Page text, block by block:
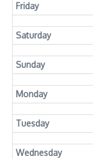
Friday
Saturday
Sunday
Monday
Tuesday
Wednesday